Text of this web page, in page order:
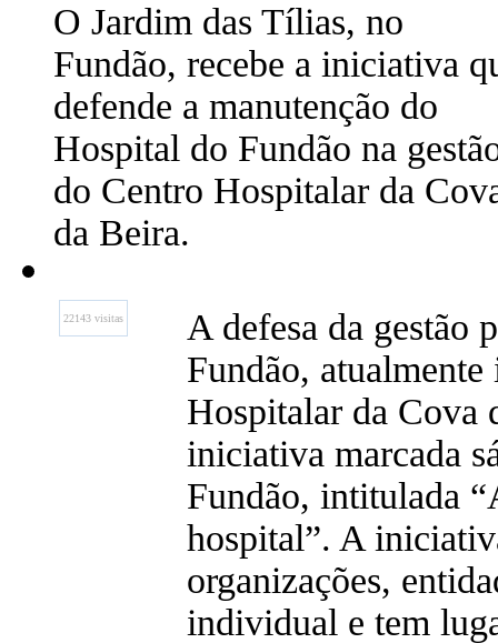
O Jardim das Tílias, no
Fundão, recebe a iniciativa
defende a manutenção do
Hospital do Fundão na
do Centro Hospitalar da
da Beira.
22143 visitas
A defesa da gestão
Fundão,
Hospitalar da Cova
iniciativa marcada
Fundão, intitulada
hospital”. A
organizações,
individual e tem